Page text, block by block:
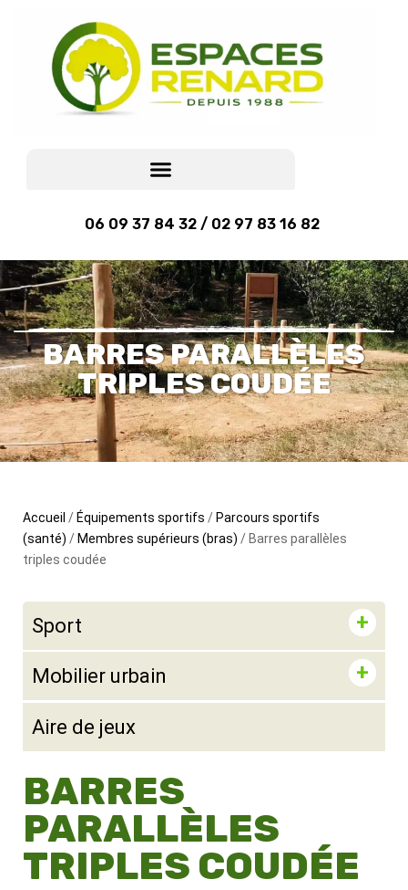
06 09 37 84 32 / 02 97 83 16 82
BARRES PARALLÈLES
TRIPLES COUDÉE
Accueil / Équipements sportifs / Parcours sportifs
(santé) / Membres supérieurs (bras) / Barres parallèles
triples coudée
Sport
Mobilier urbain
Aire de jeux
BARRES
PARALLÈLES
TRIPLES COUDÉE